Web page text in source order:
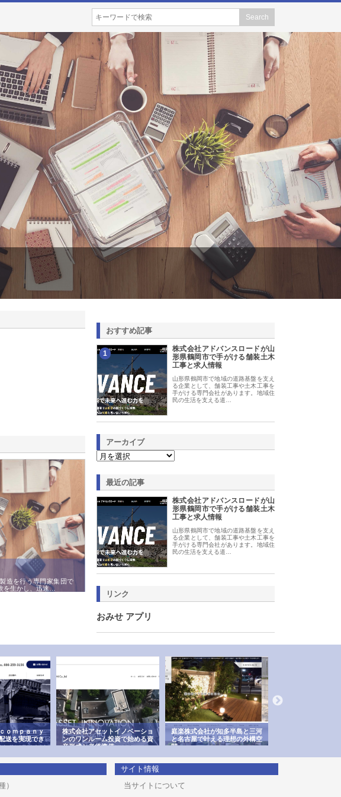
造を行う専門家集団で
を生かし、迅速…
おすすめ記事
1
株式会社アドバンスロードが山
形県鶴岡市で手がける舗装土木
工事と求人情報
山形県鶴岡市で地域の道路基盤を支え
る企業として、舗装工事や土木工事を
手がける専門会社があります。地域住
民の生活を支える道…
アーカイブ
最近の記事
株式会社アドバンスロードが山
形県鶴岡市で手がける舗装土木
工事と求人情報
山形県鶴岡市で地域の道路基盤を支え
る企業として、舗装工事や土木工事を
手がける専門会社があります。地域住
民の生活を支える道…
リンク
おみせ アプリ
ｏｍｐａｎｙ
送を実現でき
株式会社アセットイノベーショ
ンのワンルーム投資で始める資
産形成と老後準備
庭楽株式会社が知多半島と三河
と名古屋で叶える理想の外構空
間
）
サイト情報
当サイトについて